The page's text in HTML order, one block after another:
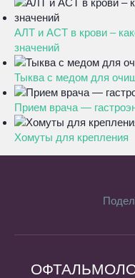
АЛТ и АСТ в крови –
значений
Тыква с медом для
Прием врача —
Хомуты для крепления